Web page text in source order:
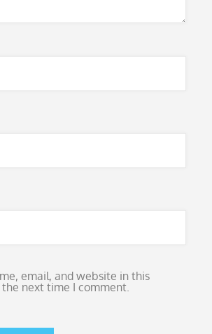
email, and website in this
next time I comment.